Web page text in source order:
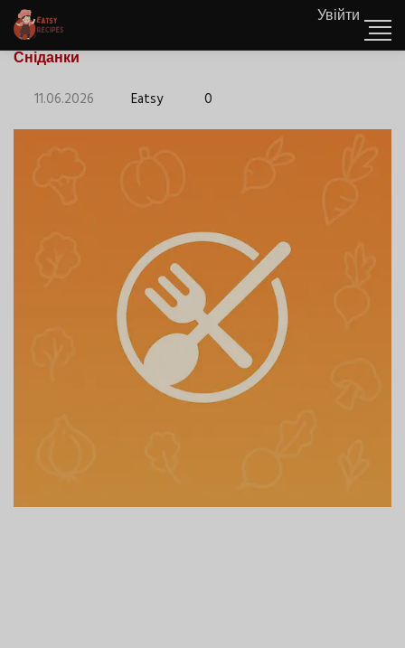
Увійти
Сніданки
11.06.2026 Eatsy 0